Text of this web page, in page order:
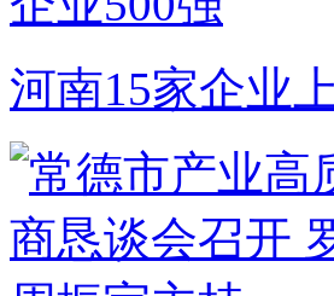
河南15家企业